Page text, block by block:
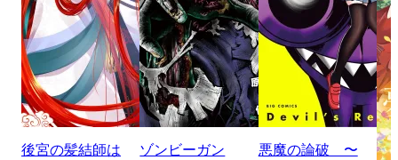
後宮の髪結師は
ゾンビーガン
悪魔の論破 〜